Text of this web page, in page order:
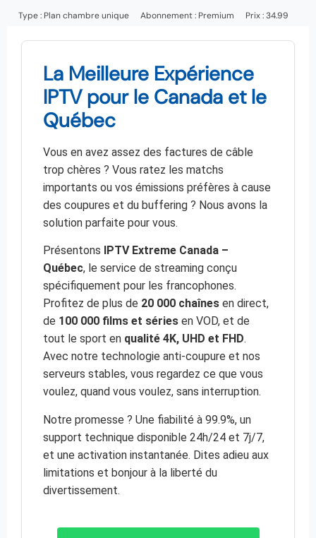
Type : Plan chambre unique Abonnement : Premium Prix : 34.99
La Meilleure Expérience
IPTV pour le Canada et le
Québec
Vous en avez assez des factures de câble
trop chères ? Vous ratez les matchs
importants ou vos émissions préfères à cause
des coupures et du buffering ? Nous avons la
solution parfaite pour vous.
Présentons
IPTV Extreme Canada –
Québec, le service de streaming conçu
spécifiquement pour les francophones.
Profitez de plus de 20 000 chaînes en direct,
de 100 000 films et séries en VOD, et de
tout le sport en qualité 4K, UHD et FHD.
Avec notre technologie anti-coupure et nos
serveurs stables, vous regardez ce que vous
voulez, quand vous voulez, sans interruption.
Notre promesse ? Une fiabilité à 99.9%, un
support technique disponible 24h/24 et 7j/7,
et une activation instantanée. Dites adieu aux
limitations et bonjour à la liberté du
divertissement.